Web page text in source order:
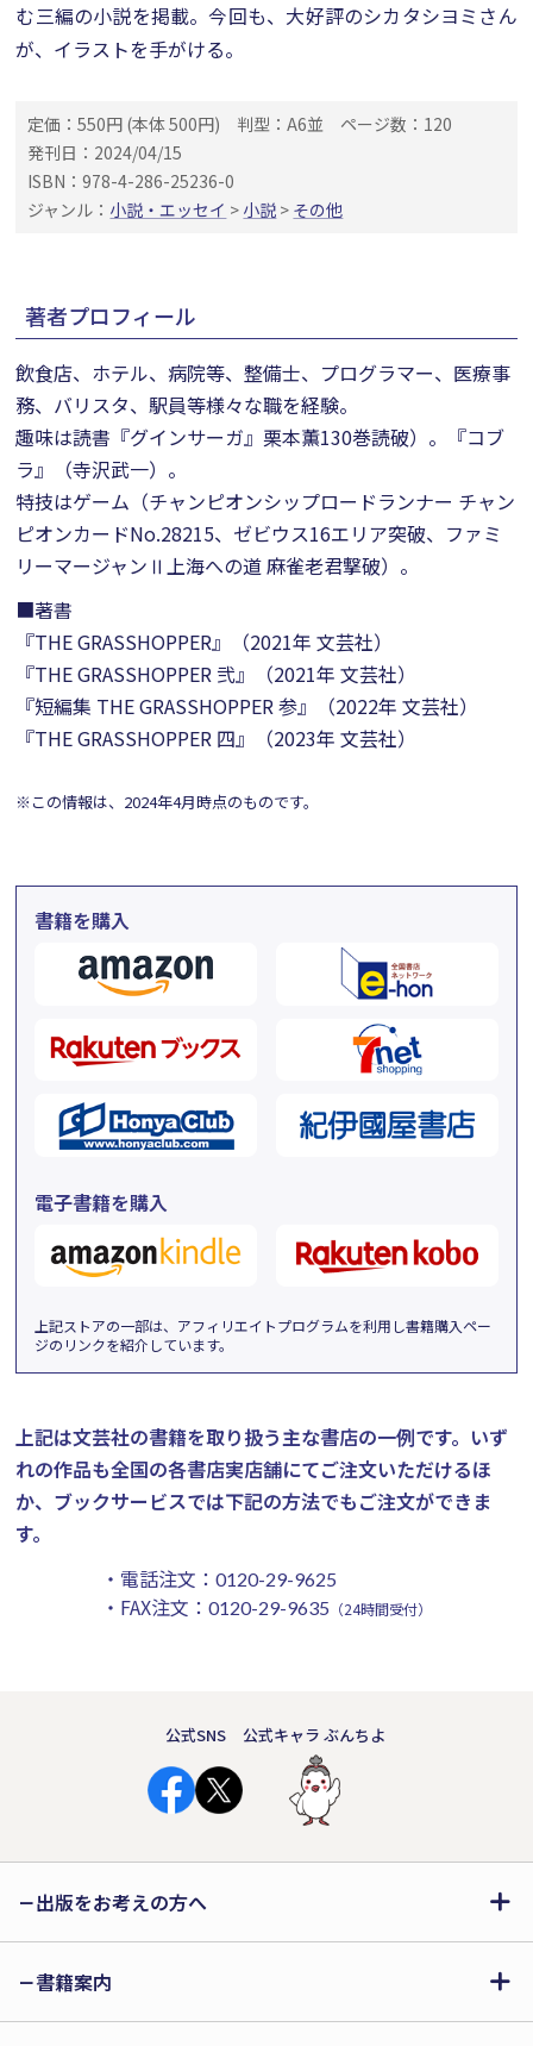
む三編の小説を掲載。今回も、大好評のシカタシヨミさん
が、イラストを手がける。
定価：550円 (本体 500円) 判型：A6並
ページ数：120
発刊日：2024/04/15
ISBN：978-4-286-25236-0
ジャンル： 小説・エッセイ > 小説 > その他
著者プロフィール
飲食店、ホテル、病院等、整備士、プログラマー、医療事
務、バリスタ、駅員等様々な職を経験。
趣味は読書『グインサーガ』栗本薫130巻読破）。『コブ
ラ』（寺沢武一）。
特技はゲーム（チャンピオンシップロードランナー チャン
ピオンカードNo.28215、ゼビウス16エリア突破、ファミ
リーマージャンⅡ上海への道 麻雀老君撃破）。
■著書
『THE GRASSHOPPER』（2021年 文芸社）
『THE GRASSHOPPER 弐』（2021年 文芸社）
『短編集 THE GRASSHOPPER 参』（2022年 文芸社）
『THE GRASSHOPPER 四』（2023年 文芸社）
※この情報は、2024年4月時点のものです。
書籍を購入
電子書籍を購入
上記ストアの一部は、アフィリエイトプログラムを利用し書籍購入ペー
ジのリンクを紹介しています。
上記は文芸社の書籍を取り扱う主な書店の一例です。 いず
れの作品も全国の各書店実店舗にてご注文いただけるほ
か、ブックサービスでは下記の方法でもご注文ができま
す。
・電話注文： 0120-29-9625
・FAX注文： 0120-29-9635 （24時間受付）
公式SNS 公式キャラ ぶんちよ
出版をお考えの方へ
書籍案内